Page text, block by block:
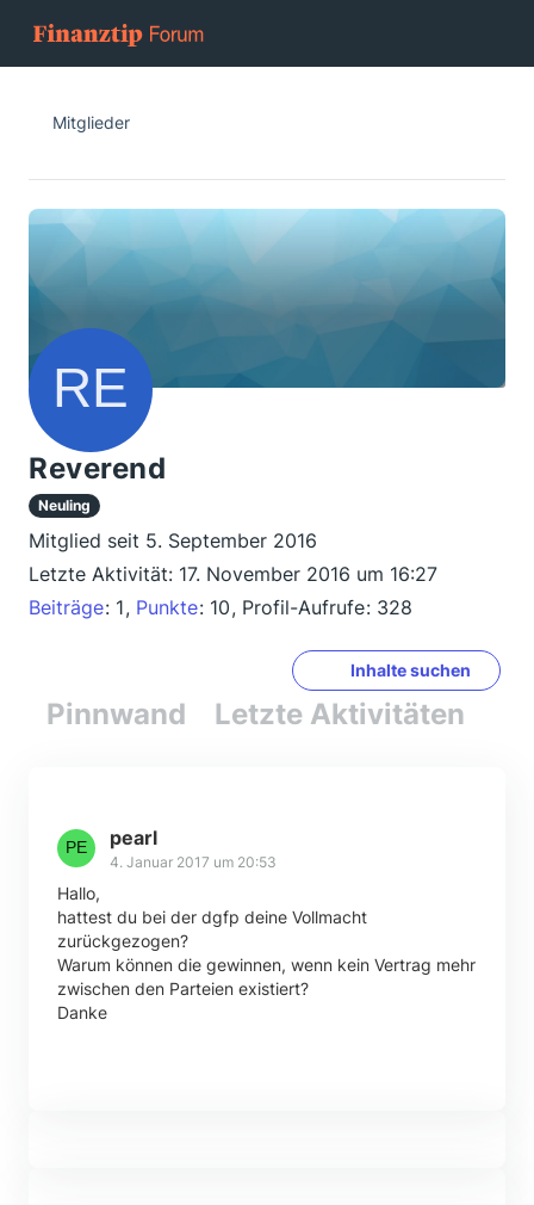
Mitglieder
Reverend
Neuling
Mitglied seit 5. September 2016
Letzte Aktivität: 17. November 2016 um 16:27
Beiträge 1 Punkte 10 Profil-Aufrufe 328
Inhalte suchen
Pinnwand Letzte Aktivitäten
pearl
4. Januar 2017 um 20:53
Hallo,
hattest du bei der dgfp deine Vollmacht
zurückgezogen?
Warum können die gewinnen, wenn kein Vertrag mehr
zwischen den Parteien existiert?
Danke